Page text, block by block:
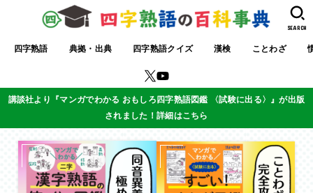
四字熟語 典拠・出典 四字熟語クイズ 漢検 ことわざ
SEARCH
講談社より『マンガでわかる おもしろ四字熟語図鑑 〈試験に出る〉』が出版
されました！詳細はこちら